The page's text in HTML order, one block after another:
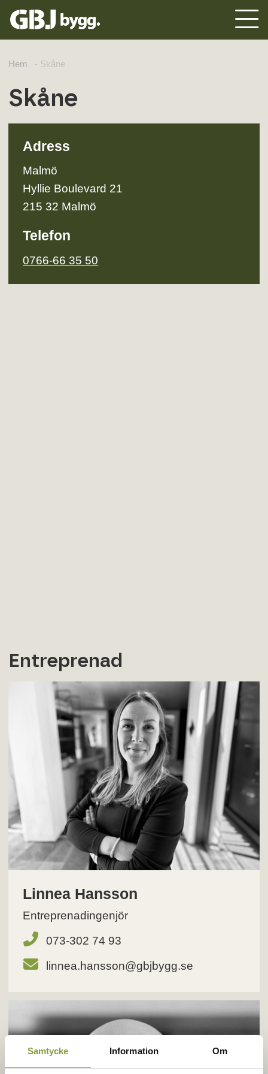
Samtycke Information Om
Hem - Skåne
Skåne
Adress
Malmö
Hyllie Boulevard 21
215 32 Malmö
Telefon
0766-66 35 50
Entreprenad
Linnea Hansson
Entreprenadingenjör
073-302 74 93
linnea.hansson@gbjbygg.se